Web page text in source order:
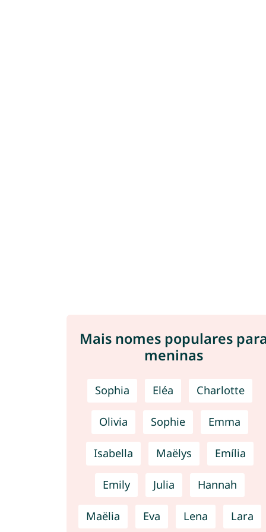
Mais nomes populares
meninas
Sophia Eléa Charlotte
Olivia Sophie Emma
Isabella Maëlys Emília
Emily Julia Hannah
Maëlia Eva Lena Lara